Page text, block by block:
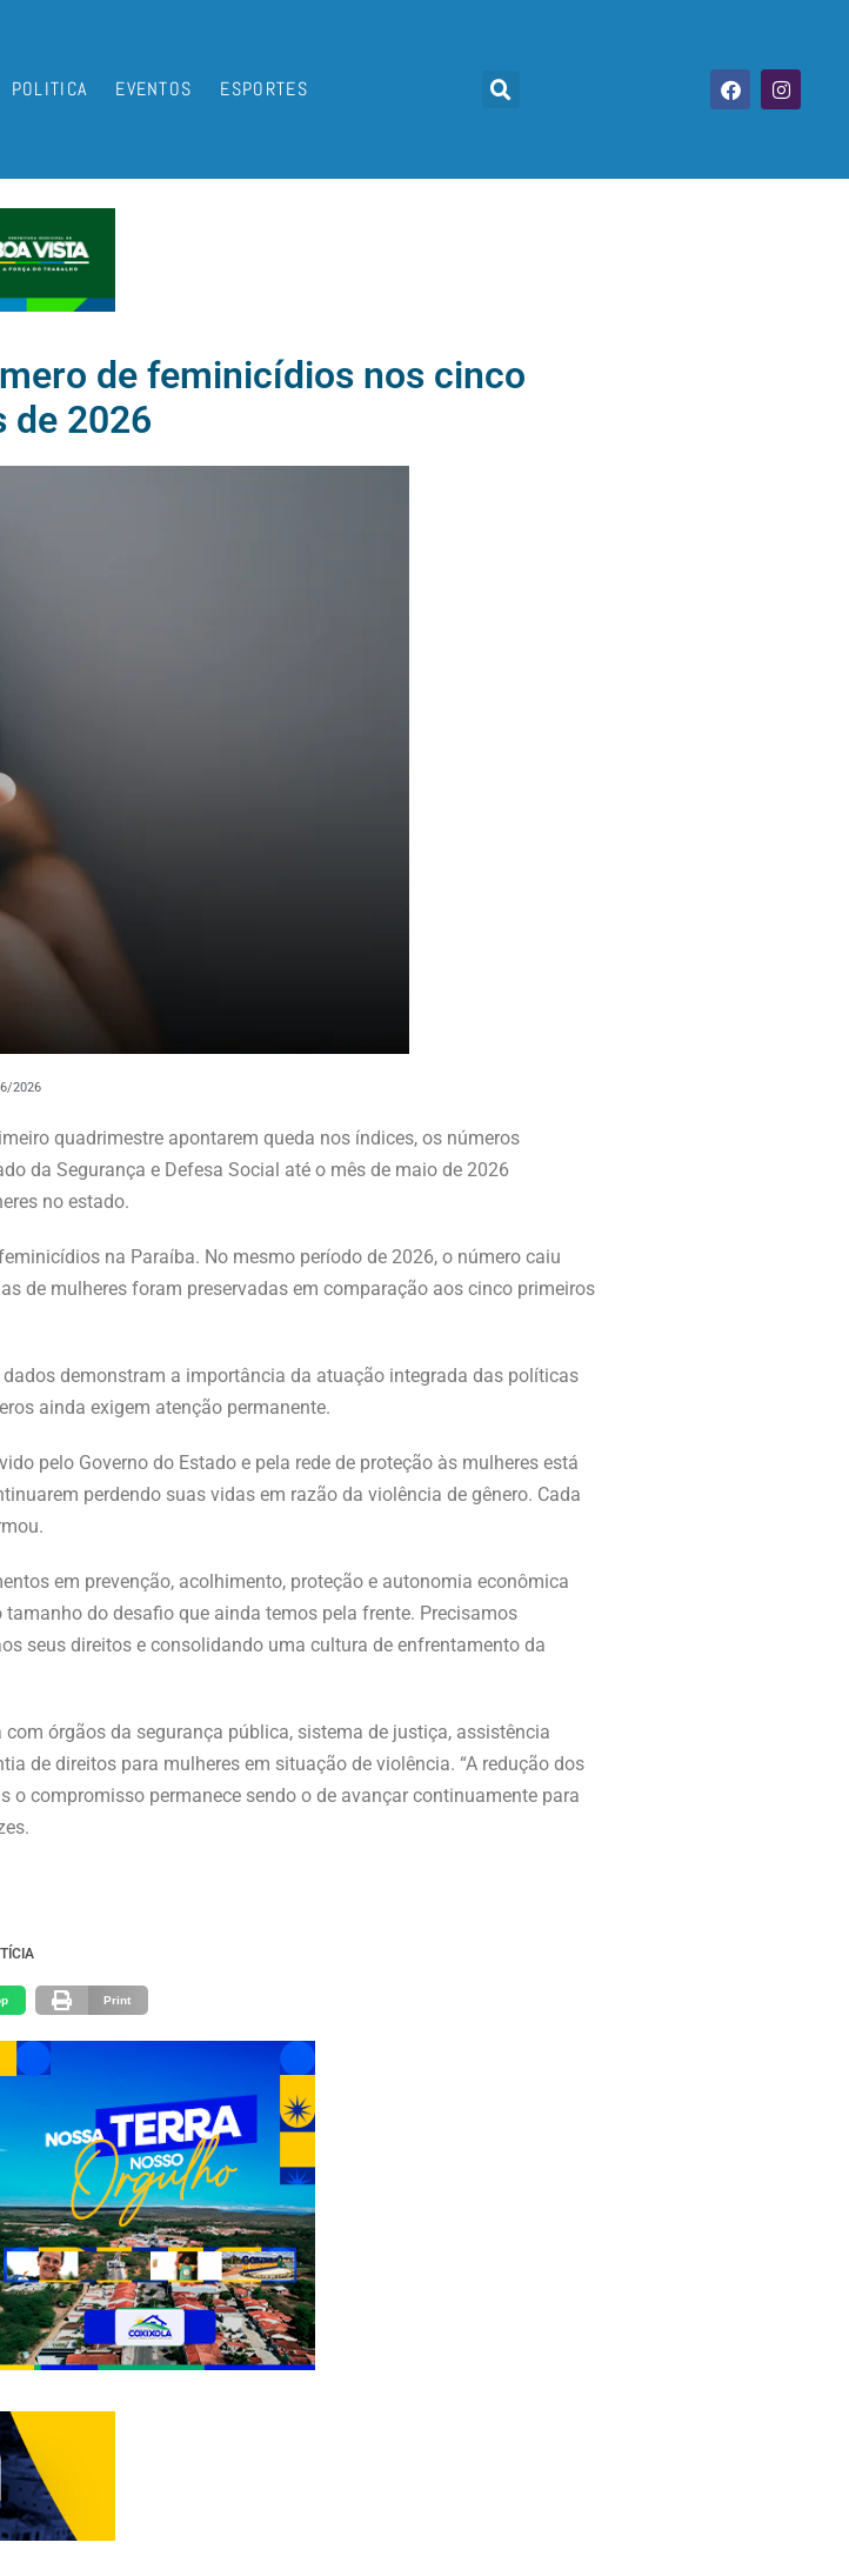
POLITICA EVENTOS ESPORTES
de feminicídios nos cinco
de 2026
2026
quadrimestre apontarem queda nos índices, os números
da Segurança e Defesa Social até o mês de maio de 2026
no estado.
na Paraíba. No mesmo período de 2026, o número caiu
de mulheres foram preservadas em comparação aos cinco primeiros
demonstram a importância da atuação integrada das políticas
ainda exigem atenção permanente.
pelo Governo do Estado e pela rede de proteção às mulheres está
perdendo suas vidas em razão da violência de gênero. Cada
em prevenção, acolhimento, proteção e autonomia econômica
do desafio que ainda temos pela frente. Precisamos
seus direitos e consolidando uma cultura de enfrentamento da
órgãos da segurança pública, sistema de justiça, assistência
de direitos para mulheres em situação de violência. “A redução dos
compromisso permanece sendo o de avançar continuamente para
Print